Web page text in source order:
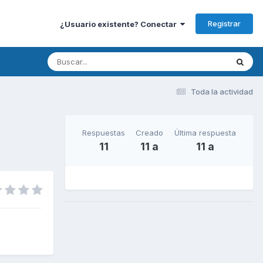
¿Usuario existente? Conectar Registrar
Toda la actividad
Respuestas
11
Creado
11 a
Última respuesta
11 a